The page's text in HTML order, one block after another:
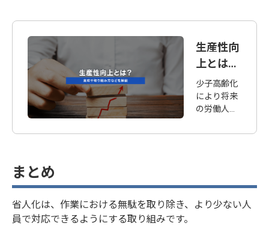
生産性向
上とは？
意味や取
り組み方
などを解
少子高齢化
により将来
の労働人口
まれる日
共に一人あ
性の向上が
まとめ
省人化は、作業における無駄を取り除き、より少ない人
員で対応できるようにする取り組みです。